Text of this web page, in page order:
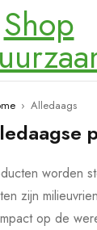
› Alledaags
worden
zijn
op de